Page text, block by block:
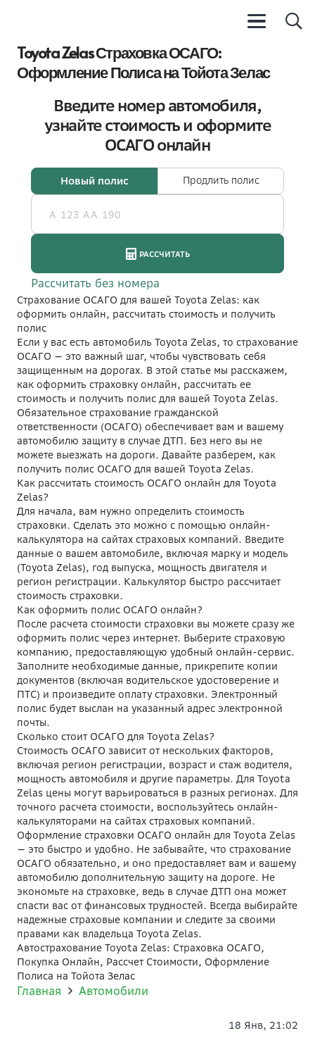
Toyota Zelas Страховка ОСАГО:
Оформление Полиса на Тойота Зелас
Страхование ОСАГО для вашей Toyota Zelas: как
оформить онлайн, рассчитать стоимость и получить
полис
Если у вас есть автомобиль Toyota Zelas, то страхование
ОСАГО — это важный шаг, чтобы чувствовать себя
защищенным на дорогах. В этой статье мы расскажем,
как оформить страховку онлайн, рассчитать ее
стоимость и получить полис для вашей Toyota Zelas.
Обязательное страхование гражданской
ответственности (ОСАГО) обеспечивает вам и вашему
автомобилю защиту в случае ДТП. Без него вы не
можете выезжать на дороги. Давайте разберем, как
получить полис ОСАГО для вашей Toyota Zelas.
Как рассчитать стоимость ОСАГО онлайн для Toyota
Zelas?
Для начала, вам нужно определить стоимость
страховки. Сделать это можно с помощью онлайн-
калькулятора на сайтах страховых компаний. Введите
данные о вашем автомобиле, включая марку и модель
(Toyota Zelas), год выпуска, мощность двигателя и
регион регистрации. Калькулятор быстро рассчитает
стоимость страховки.
Как оформить полис ОСАГО онлайн?
После расчета стоимости страховки вы можете сразу же
оформить полис через интернет. Выберите страховую
компанию, предоставляющую удобный онлайн-сервис.
Заполните необходимые данные, прикрепите копии
документов (включая водительское удостоверение и
ПТС) и произведите оплату страховки. Электронный
полис будет выслан на указанный адрес электронной
почты.
Сколько стоит ОСАГО для Toyota Zelas?
Стоимость ОСАГО зависит от нескольких факторов,
включая регион регистрации, возраст и стаж водителя,
мощность автомобиля и другие параметры. Для Toyota
Zelas цены могут варьироваться в разных регионах. Для
точного расчета стоимости, воспользуйтесь онлайн-
калькуляторами на сайтах страховых компаний.
Оформление страховки ОСАГО онлайн для Toyota Zelas
— это быстро и удобно. Не забывайте, что страхование
ОСАГО обязательно, и оно предоставляет вам и вашему
автомобилю дополнительную защиту на дороге. Не
экономьте на страховке, ведь в случае ДТП она может
спасти вас от финансовых трудностей. Всегда выбирайте
надежные страховые компании и следите за своими
правами как владельца Toyota Zelas.
Автострахование Toyota Zelas: Страховка ОСАГО,
Покупка Онлайн, Рассчет Стоимости, Оформление
Полиса на Тойота Зелас
Главная Автомобили
18 Янв, 21:02